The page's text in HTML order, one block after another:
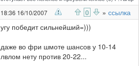
18:36 16/10/2007 0 » ссылка
угу победит сильнейший=)))
даже во фри шмоте шансов у 10-14
лвлом нету против 20-22...